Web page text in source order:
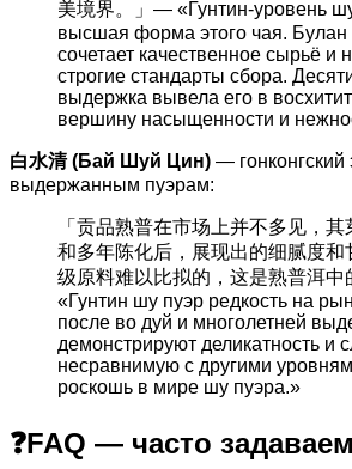
美境界。」— «Гунтин-уровень
высшая форма этого чая. Булан
сочетает качественное сырьё и
строгие стандарты сбора.
выдержка вывела его в
вершину насыщенности и
白水清 (Бай Шуй Цин) — гонконгский
выдержанным пуэрам:
「贡品熟普在市场上并不多见，
和多年陈化后，展现出的细腻度和
级原料难以比拟的，这是熟普洱
«Гунтин шу пуэр редкость на
после во дуй и многолетней
демонстрируют деликатность и
несравнимую с другими
роскошь в мире шу пуэра.»
❓FAQ — часто